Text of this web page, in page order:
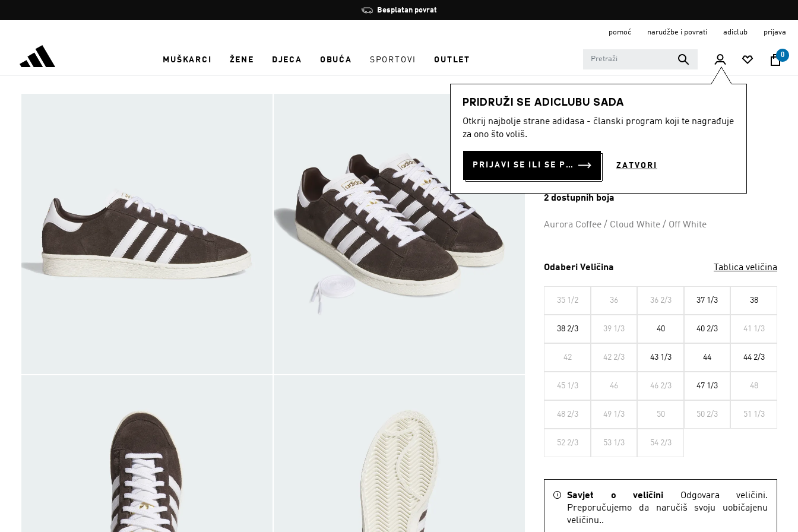
Zaustavi
rotaciju
Besplatan povrat
pomoć narudžbe i povrati adiclub prijava
MUŠKARCI ŽENE DJECA OBUĆA SPORTOVI OUTLET
0
PRIDRUŽI SE ADICLUBU SADA
Otkrij najbolje strane adidasa - članski program koji te nagrađuje
za ono što voliš.
PRIJAVI SE ILI SE PRIDRUŽI SADA ZATVORI
MODNE MARKE
TENISICE JABBAR
LO
€ 100.00
2 dostupnih boja
Aurora Coffee / Cloud White / Off White
Odaberi Veličina Tablica veličina
35 1/2 36 36 2/3 37 1/3 38
38 2/3 39 1/3 40 40 2/3 41 1/3
42 42 2/3 43 1/3 44 44 2/3
45 1/3 46 46 2/3 47 1/3 48
48 2/3 49 1/3 50 50 2/3 51 1/3
52 2/3 53 1/3 54 2/3
Savjet o veličini Odgovara veličini.
Preporučujemo da naručiš svoju uobičajenu
veličinu..